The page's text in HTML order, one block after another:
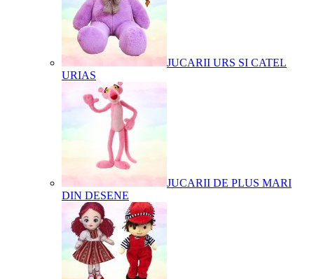
JUCARII URS SI CATEL
URIAS
JUCARII DE PLUS MARI
DIN DESENE